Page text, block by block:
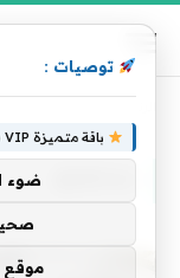
توصيات :
باقة متميزة VIP (كود: AA35872):
ضوء
موقع